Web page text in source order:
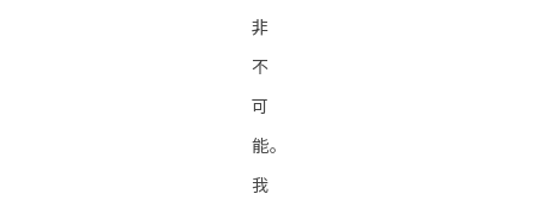
非
不
可
能。
我